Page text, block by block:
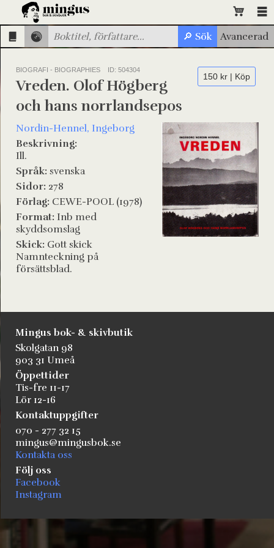
BIOGRAFI - BIOGRAPHIES ID: 504304
150 kr | Köp
Vreden. Olof Högberg
och hans norrlandsepos
Nordin-Hennel, Ingeborg
Beskrivning:
Ill.
Språk: svenska
Sidor: 278
Förlag: CEWE-POOL (1978)
Format: Inb med
skyddsomslag
Skick: Gott skick
Namnteckning på
försättsblad.
Mingus bok- & skivbutik
Skolgatan 98
903 31 Umeå
Öppettider
Tis-fre 11-17
Lör 12-16
Kontaktuppgifter
070 - 277 32 15
mingus@mingusbok.se
Kontakta oss
Följ oss
Facebook
Instagram